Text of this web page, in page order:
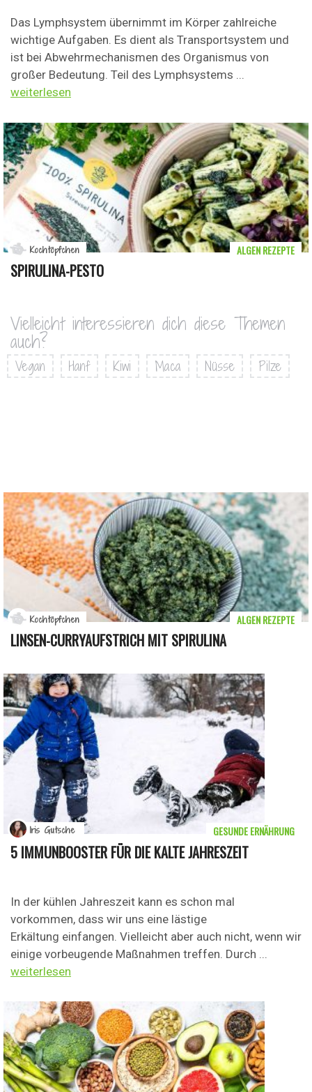
Das Lymphsystem übernimmt im Körper zahlreiche
wichtige Aufgaben. Es dient als Transportsystem und
ist bei Abwehrmechanismen des Organismus von
großer Bedeutung. Teil des Lymphsystems ...
weiterlesen
SPIRULINA-PESTO
ALGEN REZEPTE
Kochtöpfchen
Vielleicht interessieren dich diese Themen
auch?
Vegan Hanf Kiwi Maca Nüsse Pilze
LINSEN-CURRYAUFSTRICH MIT SPIRULINA
ALGEN REZEPTE
Kochtöpfchen
5 IMMUNBOOSTER FÜR DIE KALTE JAHRESZEIT
In der kühlen Jahreszeit kann es schon mal
vorkommen, dass wir uns eine lästige
Erkältung einfangen. Vielleicht aber auch nicht, wenn wir
einige vorbeugende Maßnahmen treffen. Durch ...
weiterlesen
GESUNDE ERNÄHRUNG
Iris Gutsche